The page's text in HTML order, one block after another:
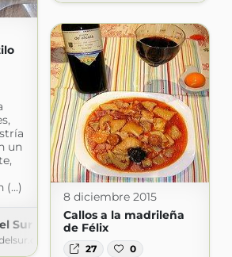
un
(...)
Sur
8 diciembre 2015
Callos a la madrileña
de Félix
27 0